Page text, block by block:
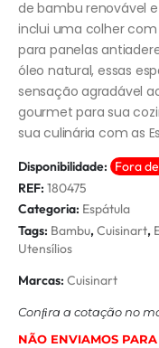
de bambu renovável
inclui uma colher
para panelas
óleo natural, essas
sensação agradável
gourmet para sua
sua culinária com as
Disponibilidade: Fora
REF: 180475
Categoria: Espátula
Tags: Bambu,Cuisinart,
Utensílios
Marcas: Cuisinart
Conﬁra a cotação no
NÃO ENVIAMOS